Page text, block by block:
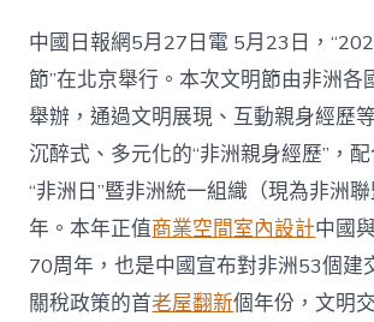
中國日報網5月27日電 5月23日，
節”在北京舉行。本次文明節由非洲各
舉辦，通過文明展現、互動親身經歷
沉醉式、多元化的“非洲親身經歷”，
“非洲日”暨非洲統一組織（現為非洲
年。本年正值商業空間室內設計中國
70周年，也是中國宣布對非洲53個建
關稅政策的首老屋翻新個年份，文明